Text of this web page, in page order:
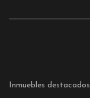
Inmuebles destacados